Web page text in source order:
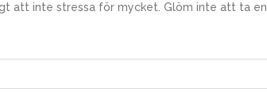
att inte stressa för mycket. Glöm inte att ta en